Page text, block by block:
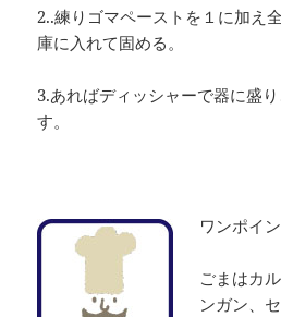
2..練りゴマペーストを１に加え
庫に入れて固める。
3.あればディッシャーで器に盛
す。
ワンポイン
ごまはカ
ンガン、